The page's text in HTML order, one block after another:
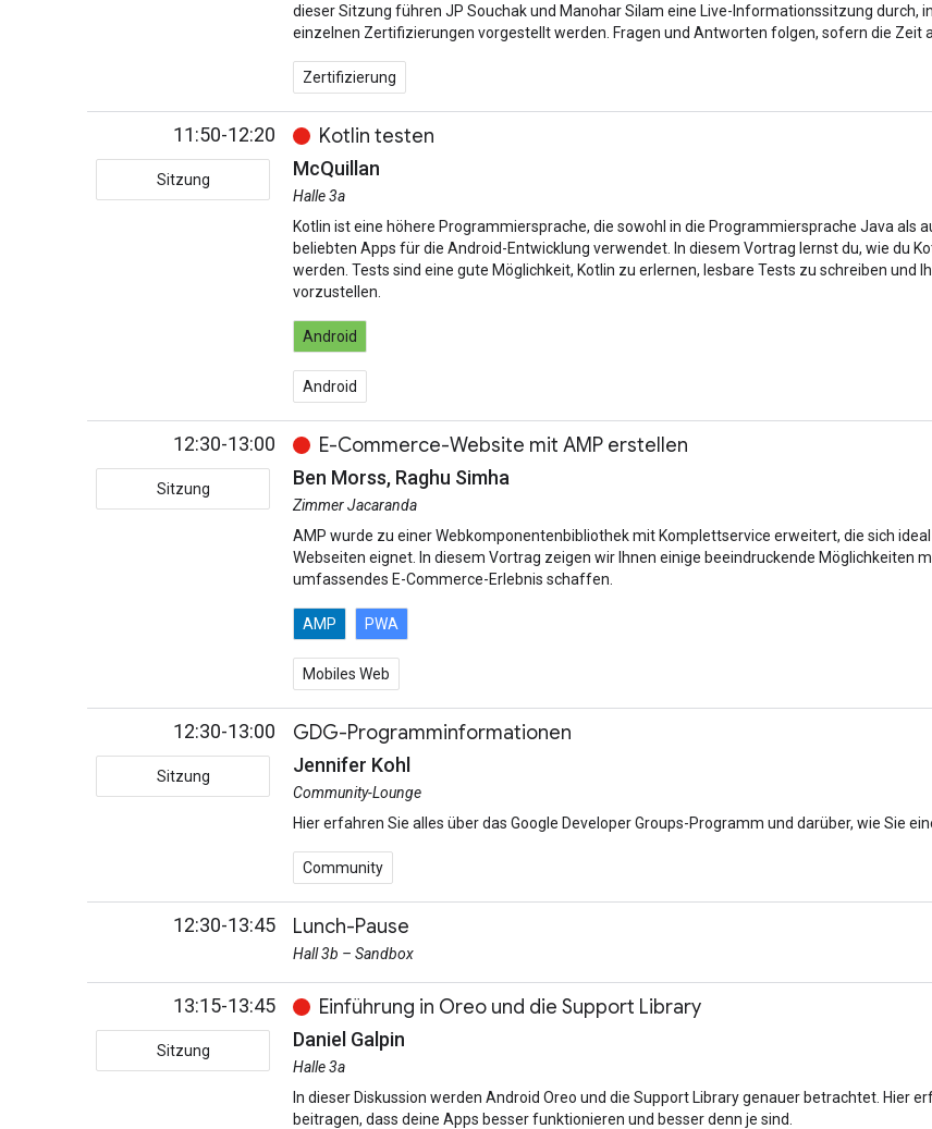
dieser Sitzung führen JP Souchak und Manohar Silam eine Live-Informationssitzung durch,
einzelnen Zertifizierungen vorgestellt werden. Fragen und Antworten folgen, sofern die Zeit
Zertifizierung
11:50-12:20
Sitzung
Kotlin testen
McQuillan
Halle 3a
Kotlin ist eine höhere Programmiersprache, die sowohl in die Programmiersprache Java als
beliebten Apps für die Android-Entwicklung verwendet. In diesem Vortrag lernst du, wie du
werden. Tests sind eine gute Möglichkeit, Kotlin zu erlernen, lesbare Tests zu schreiben und
vorzustellen.
Android
Android
12:30-13:00
Sitzung
E-Commerce-Website mit AMP erstellen
Ben Morss, Raghu Simha
Zimmer Jacaranda
AMP wurde zu einer Webkomponentenbibliothek mit Komplettservice erweitert, die sich
Webseiten eignet. In diesem Vortrag zeigen wir Ihnen einige beeindruckende Möglichkeiten
umfassendes E-Commerce-Erlebnis schaffen.
AMP PWA
Mobiles Web
12:30-13:00
Sitzung
GDG-Programminformationen
Jennifer Kohl
Community-Lounge
Hier erfahren Sie alles über das Google Developer Groups-Programm und darüber, wie Sie
Community
12:30-13:45 Lunch-Pause
Hall 3b – Sandbox
13:15-13:45
Sitzung
Einführung in Oreo und die Support Library
Daniel Galpin
Halle 3a
In dieser Diskussion werden Android Oreo und die Support Library genauer betrachtet. Hier
beitragen, dass deine Apps besser funktionieren und besser denn je sind.